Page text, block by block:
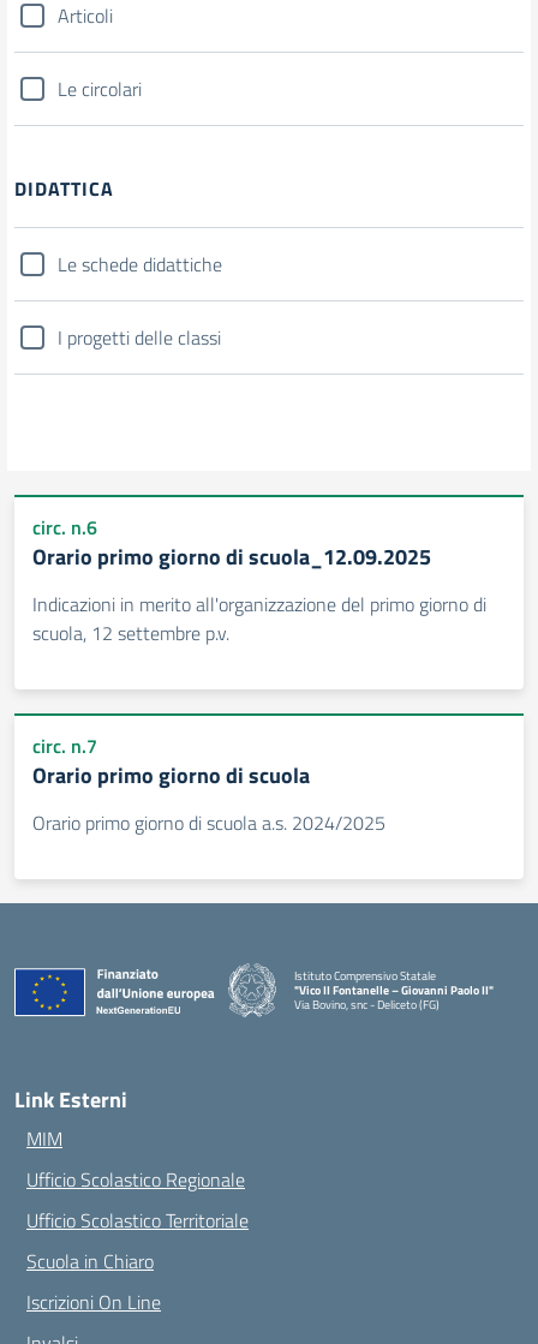
Articoli
Le circolari
DIDATTICA
Le schede didattiche
I progetti delle classi
circ. n.6
Orario primo giorno di scuola_12.09.2025
Indicazioni in merito all'organizzazione del primo giorno di
scuola, 12 settembre p.v.
circ. n.7
Orario primo giorno di scuola
Orario primo giorno di scuola a.s. 2024/2025
Istituto Comprensivo Statale
"Vico II Fontanelle – Giovanni Paolo II"
Via Bovino, snc - Deliceto (FG)
Link Esterni
MIM
Ufficio Scolastico Regionale
Ufficio Scolastico Territoriale
Scuola in Chiaro
Iscrizioni On Line